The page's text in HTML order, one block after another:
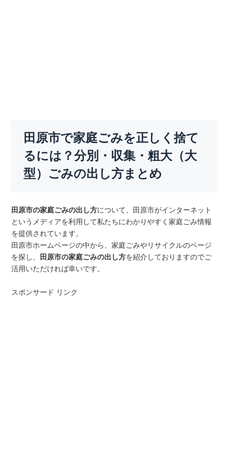
田原市で家庭ごみを正しく捨て
るには？分別・収集・粗大（大
型）ごみの出し方まとめ
田原市の家庭ごみの出し方について、田原市がインターネット
というメディアを利用して私たちにわかりやすく家庭ごみ情報
を提供されています。
田原市ホームページの中から、家庭ごみやリサイクルのページ
を探し、
田原市の家庭ごみの出し方を紹介しておりますのでご
活用いただければ幸いです。
スポンサード リンク